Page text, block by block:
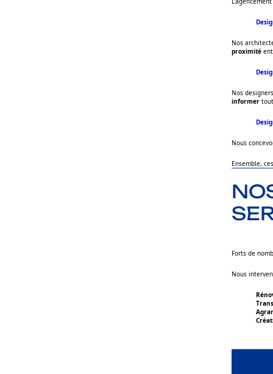
Nos
proximité
Nos
informer
Nous
Ensemble,
Forts de
Nous